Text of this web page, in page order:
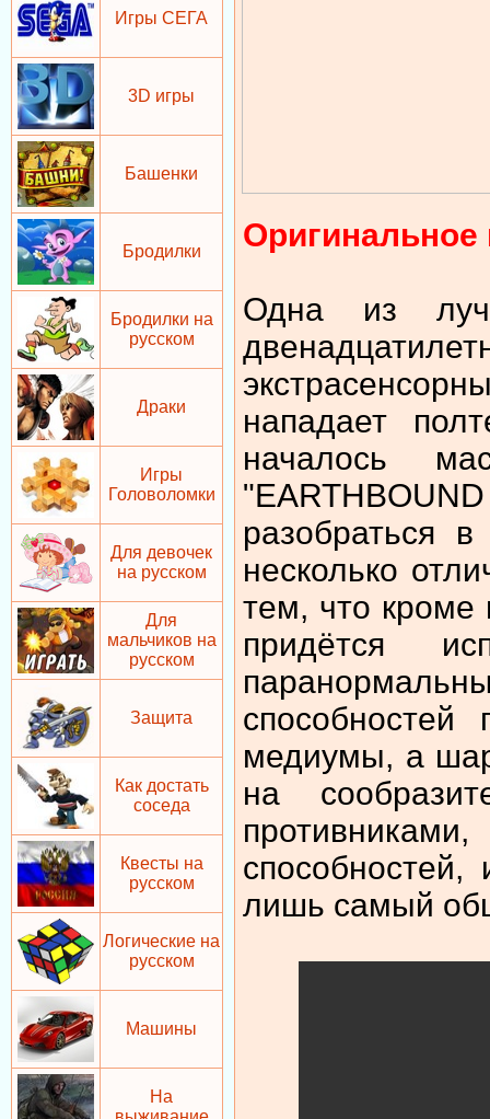
Игры СЕГА
3D игры
Башенки
Бродилки
Бродилки на
русском
Драки
Игры
Головоломки
Для девочек
на русском
Для
мальчиков на
русском
Защита
Как достать
соседа
Квесты на
русском
Логические на
русском
Машины
На
Оригинальное
Одна из
нападает
началось
разобраться
несколько
тем, что кроме
придётся
медиумы, а
на
лишь самый